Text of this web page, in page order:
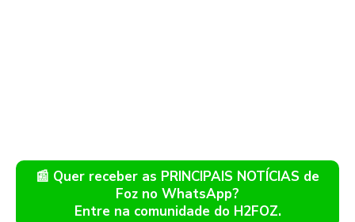
📰 Quer receber as PRINCIPAIS NOTÍCIAS de
Foz no WhatsApp?
Entre na comunidade do H2FOZ.